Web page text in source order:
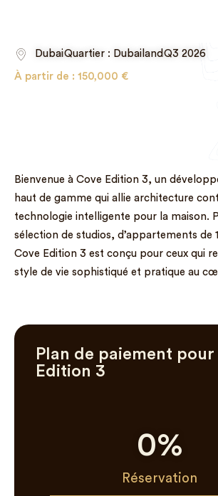
DubaiQuartier : DubailandQ3 2026
À partir de : 150,000 €
Bienvenue à Cove Edition 3, un
haut de gamme qui allie architecture
technologie intelligente pour la maison.
sélection de studios, d’appartements de
Cove Edition 3 est conçu pour ceux qui
style de vie sophistiqué et pratique au
Plan de paiement pour
Edition 3
Réservation
0%